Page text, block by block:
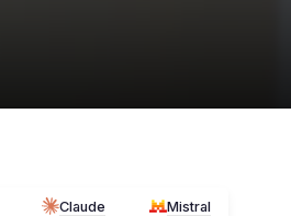
Claude Mistral